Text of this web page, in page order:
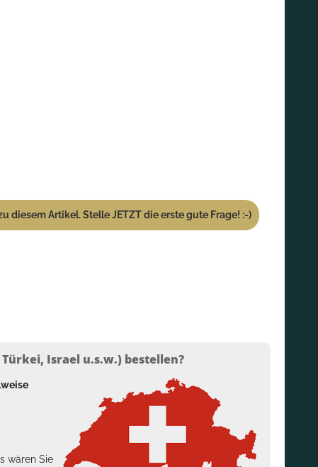
diesem Artikel. Stelle JETZT die erste gute Frage! :-)
Israel u.s.w.) bestellen?
wären Sie